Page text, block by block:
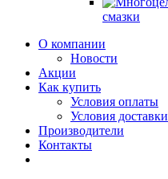
смазки
О компании
Новости
Акции
Как купить
Условия оплаты
Условия доставки
Производители
Контакты